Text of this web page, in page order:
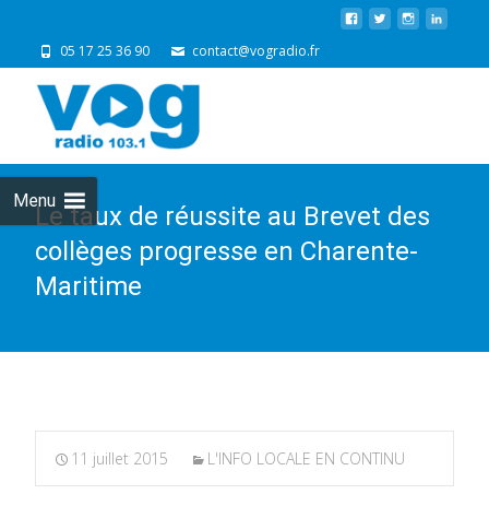
05 17 25 36 90 contact@vogradio.fr
Menu
Le taux de réussite au Brevet des
collèges progresse en Charente-
Maritime
11 juillet 2015 L'INFO LOCALE EN CONTINU